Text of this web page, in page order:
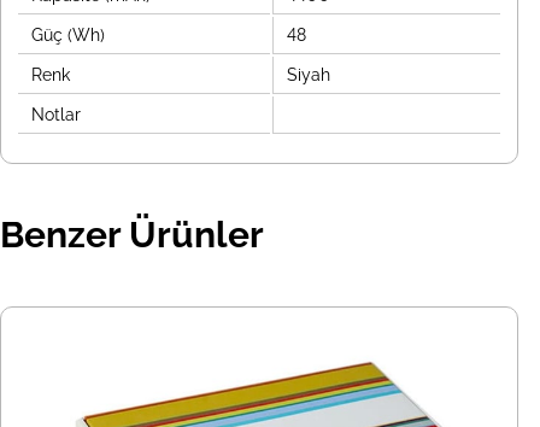
Güç (Wh) 48
Renk Siyah
Notlar
Benzer Ürünler